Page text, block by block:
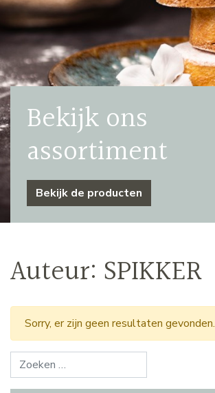
Bekijk ons
assortiment
Bekijk de producten
Auteur: SPIKKER
Sorry, er zijn geen resultaten gevonden.
Zoeken naar: